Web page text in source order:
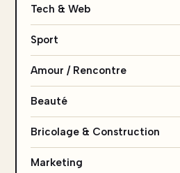
Tech & Web
Sport
Amour / Rencontre
Beauté
Bricolage & Construction
Marketing